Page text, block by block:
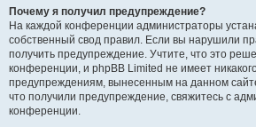
Почему я получил предупреждение?
На каждой конференции администраторы
собственный свод правил. Если вы нарушили
получить предупреждение. Учтите, что это
конференции, и phpBB Limited не имеет
предупреждениям, вынесенным на данном
что получили предупреждение, свяжитесь с
конференции.